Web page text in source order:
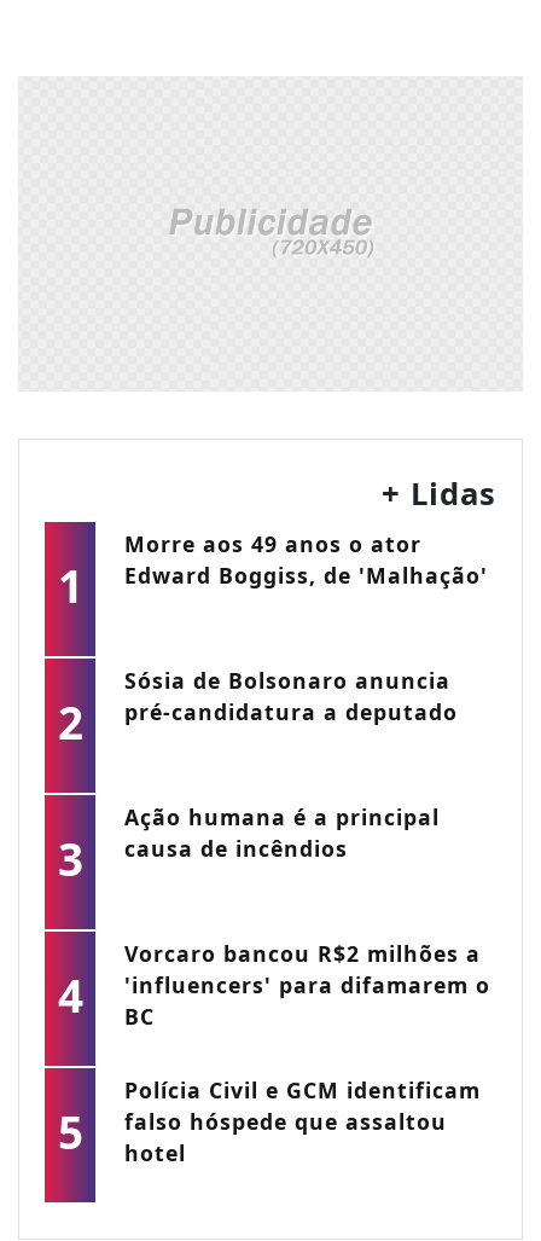
+ Lidas
1
Morre aos 49 anos o ator
Edward Boggiss, de 'Malhação'
2
Sósia de Bolsonaro anuncia
pré-candidatura a deputado
3
Ação humana é a principal
causa de incêndios
4
Vorcaro bancou R$2 milhões a
'influencers' para difamarem o
BC
5
Polícia Civil e GCM identificam
falso hóspede que assaltou
hotel